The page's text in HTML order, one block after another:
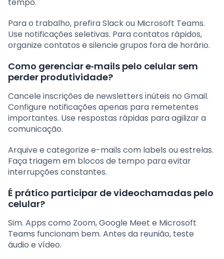
Para o trabalho, prefira Slack ou Microsoft Teams.
Use notificações seletivas. Para contatos rápidos,
organize contatos e silencie grupos fora de horário.
Como gerenciar e‑mails pelo celular sem
perder produtividade?
Cancele inscrições de newsletters inúteis no Gmail.
Configure notificações apenas para remetentes
importantes. Use respostas rápidas para agilizar a
comunicação.
Arquive e categorize e-mails com labels ou estrelas.
Faça triagem em blocos de tempo para evitar
interrupções constantes.
É prático participar de videochamadas pelo
celular?
Sim. Apps como Zoom, Google Meet e Microsoft
Teams funcionam bem. Antes da reunião, teste
áudio e vídeo.